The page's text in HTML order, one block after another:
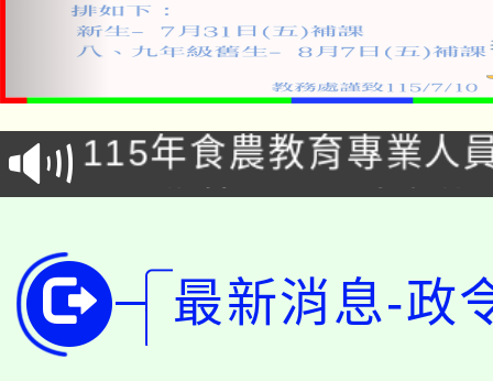
淨零綠生活教案入校路
會
115年食農教育專業人
程
學期銜接期間理賠案件
學籍身 分審查程序及
版
公告本校115學年度第
「2026金融保險知識
最新消息-政